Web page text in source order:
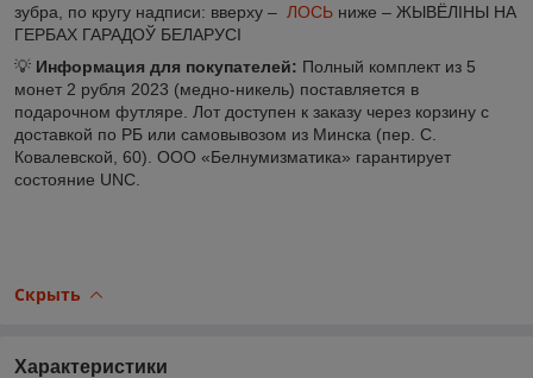
зубра, по кругу надписи: вверху – ЛОСЬ ниже ‒ ЖЫВЁЛІНЫ НА
ГЕРБАХ ГАРАДОЎ БЕЛАРУСІ
💡 Информация для покупателей: Полный комплект из 5
монет 2 рубля 2023 (медно-никель) поставляется в
подарочном футляре. Лот доступен к заказу через корзину с
доставкой по РБ или самовывозом из Минска (пер. С.
Ковалевской, 60). ООО «Белнумизматика» гарантирует
состояние UNC.
Скрыть
Характеристики